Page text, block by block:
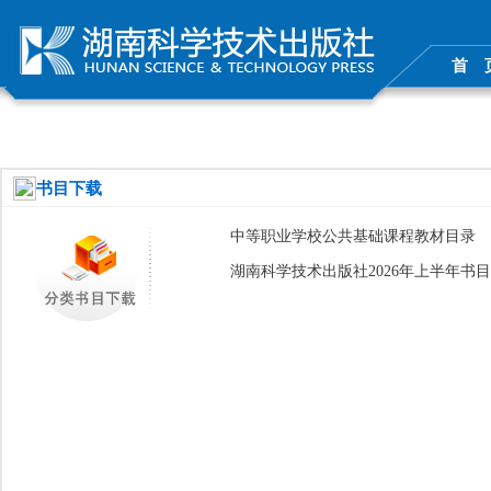
首
书目下载
中等职业学校公共基础课程教材目录
湖南科学技术出版社2026年上半年书目